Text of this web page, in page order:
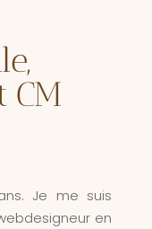
CM
Je me suis
en